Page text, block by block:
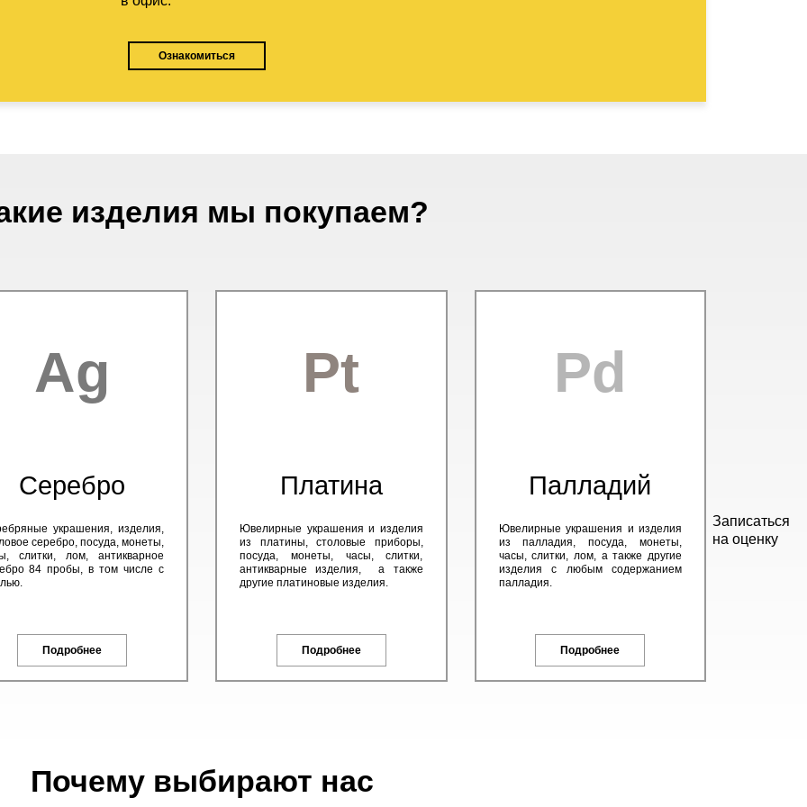
Ознакомиться
изделия мы покупаем?
Ag
Серебро
украшения, изделия,
серебро, посуда, монеты,
слитки, лом, антикварное
84 пробы, в том числе с
Подробнее
Pt
Платина
Ювелирные украшения и изделия
из платины, столовые приборы,
посуда, монеты, часы, слитки,
антикварные изделия, а также
другие платиновые изделия.
Подробнее
Pd
Палладий
Ювелирные украшения и изделия
из палладия, посуда, монеты,
часы, слитки, лом, а также другие
изделия с любым содержанием
палладия.
Подробнее
Почему выбирают нас
Записаться
на оценку